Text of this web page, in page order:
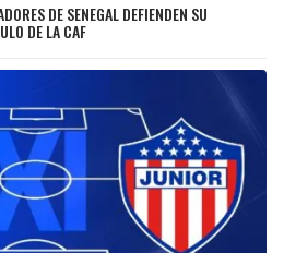
DE SENEGAL DEFIENDEN SU
DE LA CAF